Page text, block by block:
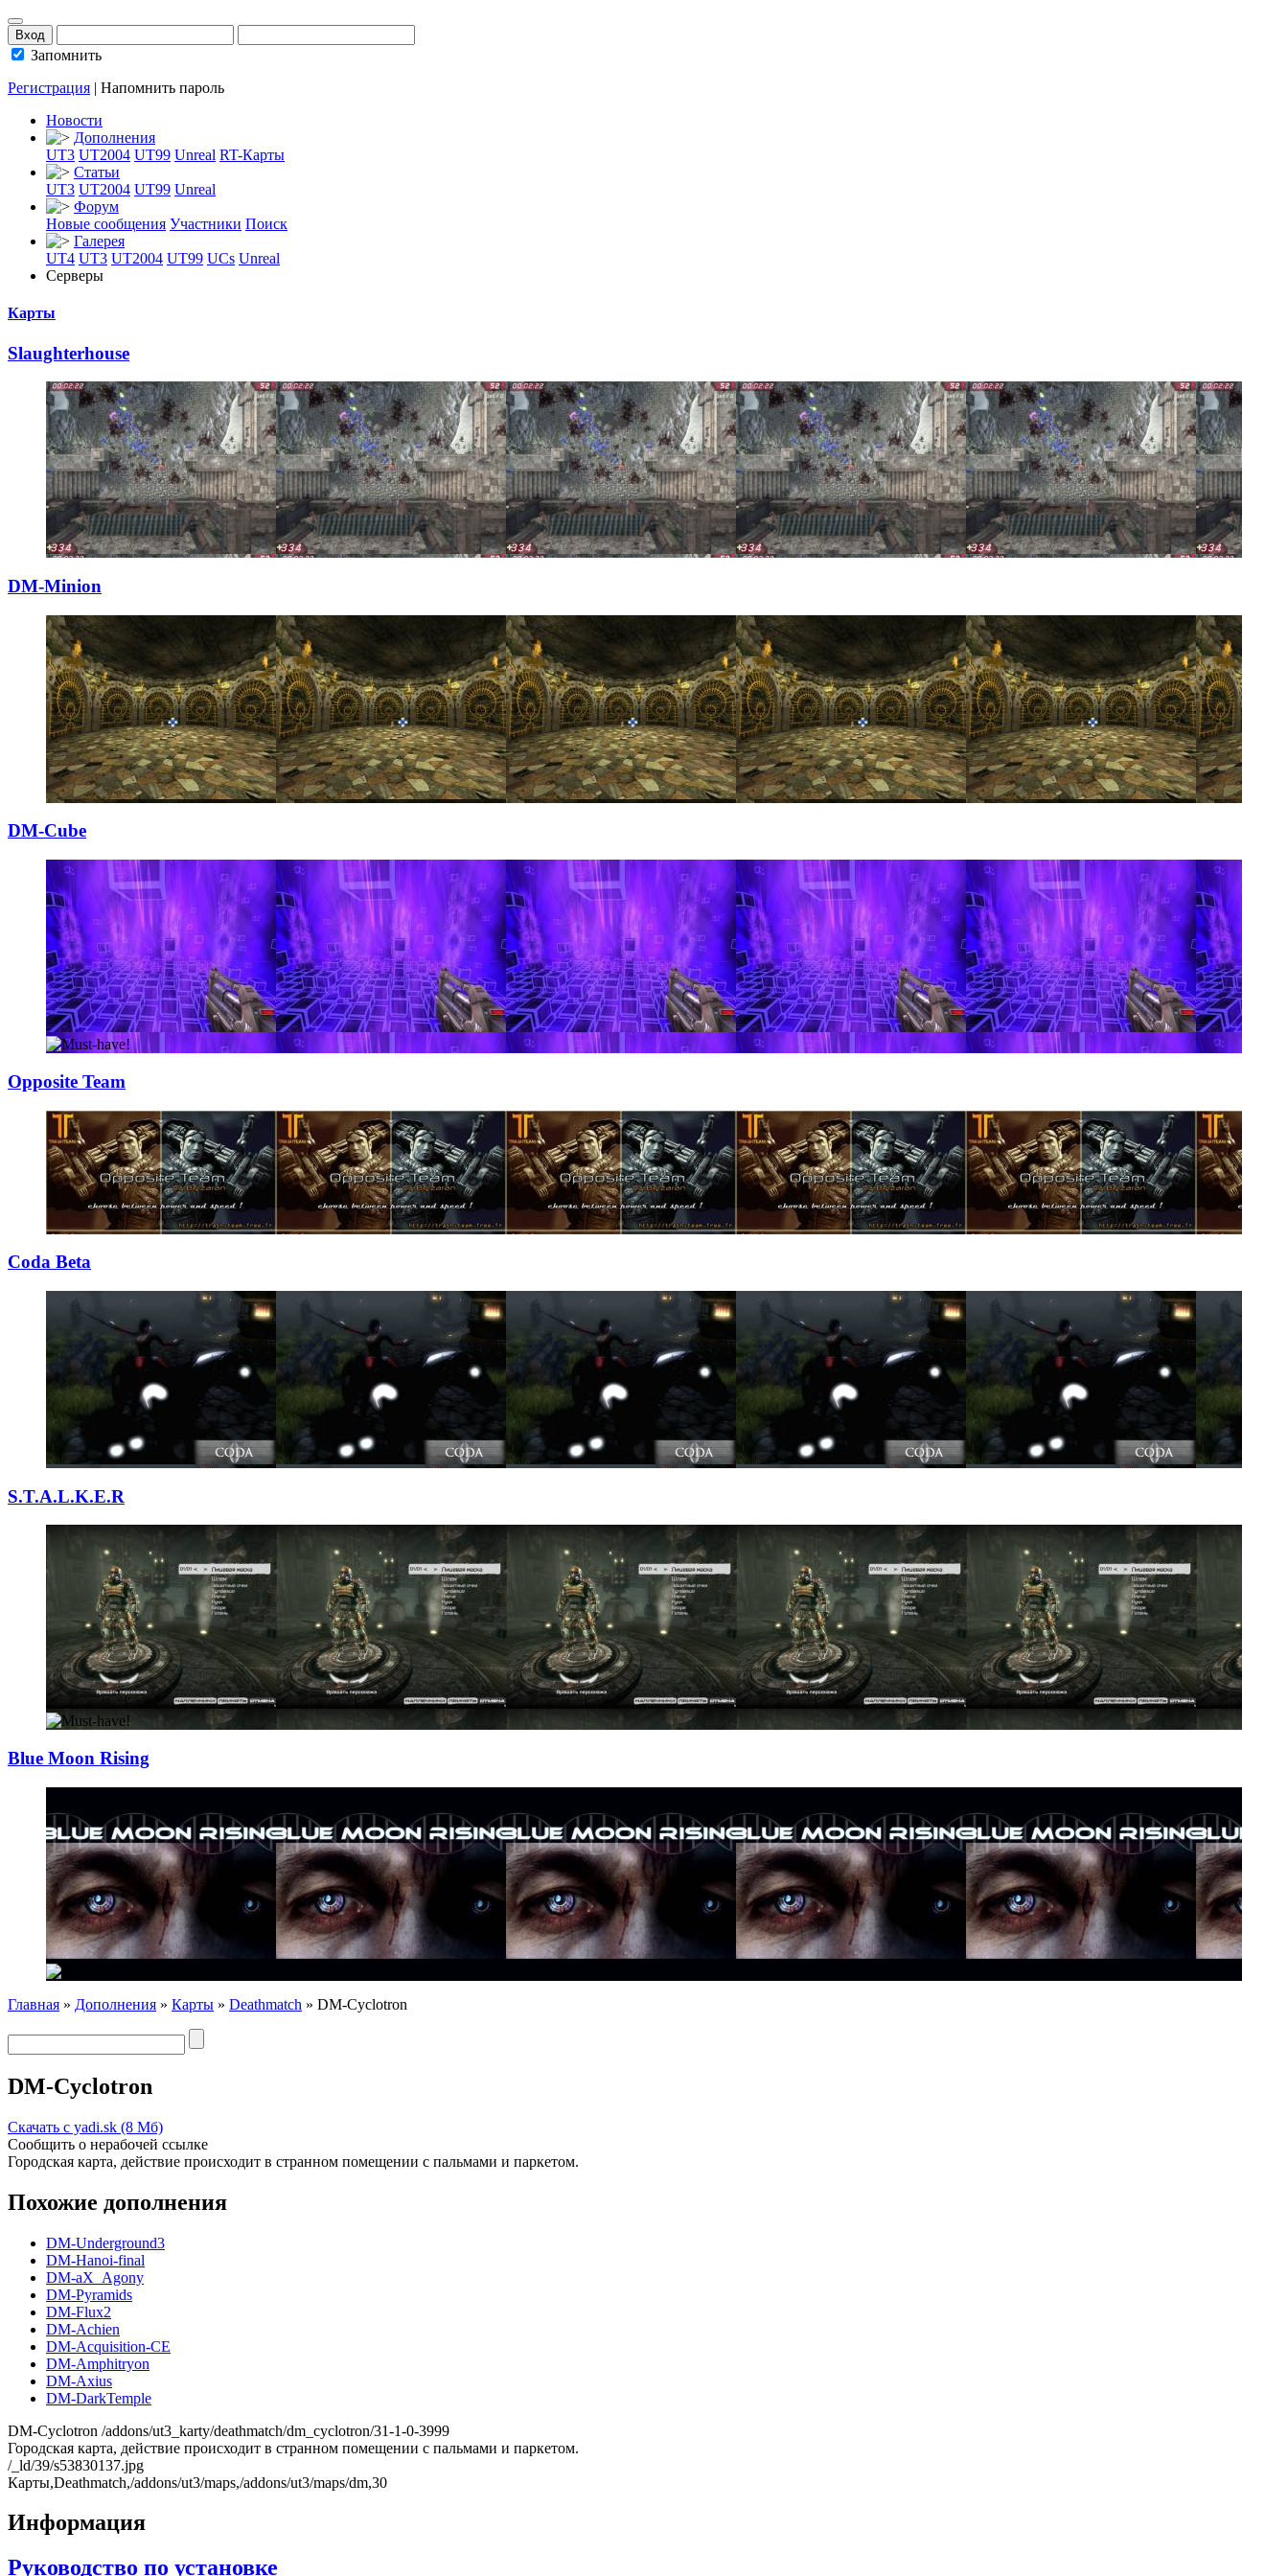
Запомнить
Регистрация | Напомнить пароль
Новости
Дополнения
UT3 UT2004 UT99 Unreal RT-Карты
Статьи
UT3 UT2004 UT99 Unreal
Форум
Новые сообщения Участники Поиск
Галерея
UT4 UT3 UT2004 UT99 UCs Unreal
Серверы
Карты
Slaughterhouse
DM-Minion
DM-Cube
Opposite Team
Coda Beta
S.T.A.L.K.E.R
Blue Moon Rising
Главная » Дополнения » Карты » Deathmatch » DM-Cyclotron
DM-Cyclotron
Скачать с yadi.sk (8 Мб)
Сообщить о нерабочей ссылке
Городская карта, действие происходит в странном помещении с пальмами и паркетом.
Похожие дополнения
DM-Underground3
DM-Hanoi-final
DM-aX_Agony
DM-Pyramids
DM-Flux2
DM-Achien
DM-Acquisition-CE
DM-Amphitryon
DM-Axius
DM-DarkTemple
DM-Cyclotron /addons/ut3_karty/deathmatch/dm_cyclotron/31-1-0-3999
Городская карта, действие происходит в странном помещении с пальмами и паркетом.
/_ld/39/s53830137.jpg
Карты,Deathmatch,/addons/ut3/maps,/addons/ut3/maps/dm,30
Информация
Руководство по установке